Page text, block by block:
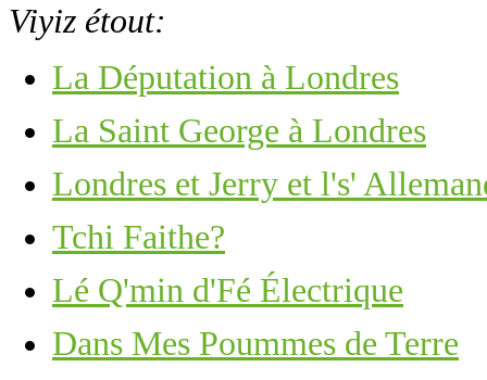
Viyiz étout:
La Députation à Londres
La Saint George à Londres
Londres et Jerry et l's'
Tchi Faithe?
Lé Q'min d'Fé Électrique
Dans Mes Poummes de Terre